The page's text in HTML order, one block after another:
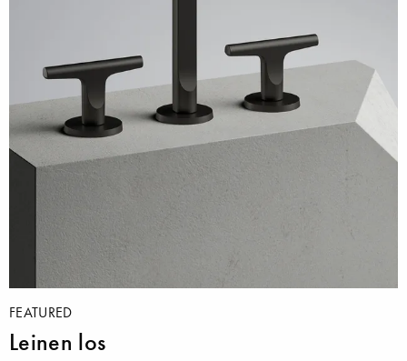
FEATURED
Leinen los